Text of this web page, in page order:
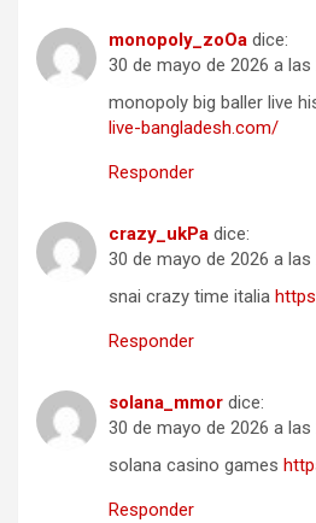
monopoly_zoOa dice:
30 de mayo de 2026 a las
monopoly big baller live
live-bangladesh.com/
Responder
crazy_ukPa dice:
30 de mayo de 2026 a las
snai crazy time italia
Responder
solana_mmor dice:
30 de mayo de 2026 a las
solana casino games
Responder